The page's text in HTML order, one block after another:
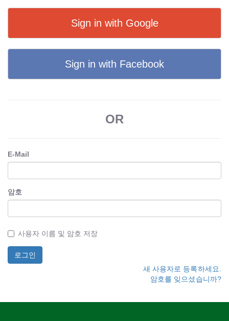
Sign in with Google
Sign in with Facebook
OR
E-Mail
암호
사용자 이름 및 암호 저장
새 사용자로 등록하세요.
암호를 잊으셨습니까?